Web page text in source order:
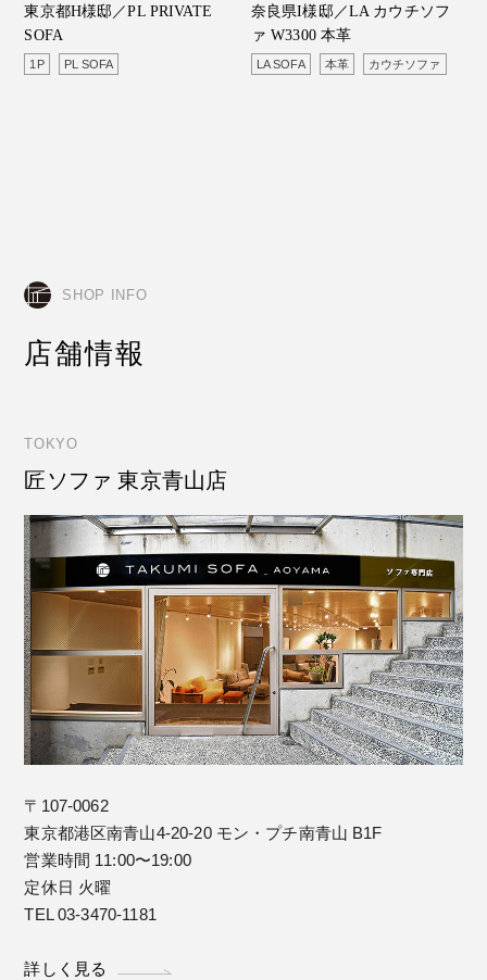
PRIVATE SOFA"/>
東京都H様邸／PL PRIVATE
SOFA
1P PL SOFA
ウチソファ W3300 本革"/>
奈良県I様邸／LA カウチソフ
ァ W3300 本革
LA SOFA 本革 カウチソファ
SHOP INFO
店舗情報
TOKYO
匠ソファ 東京青山店
〒107-0062
東京都港区南青山4-20-20 モン・プチ南青山 B1F
営業時間 11:00〜19:00
定休日 火曜
TEL 03-3470-1181
詳しく見る